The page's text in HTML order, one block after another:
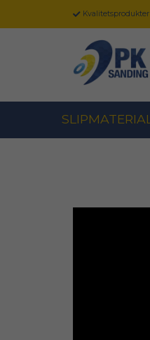
Kvalitetsprodukter
SLIPMATERIAL